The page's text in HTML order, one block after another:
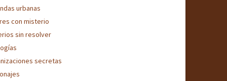
urbanas
con misterio
sin resolver
secretas